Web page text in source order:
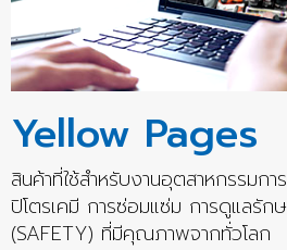
Yellow Pages
สินค้าที่ใช้สำหรับงานอุตสาหกรรมก
ปิโตรเคมี การซ่อมแซ่ม การดูแลรัก
(SAFETY) ที่มีคุณภาพจากทั่วโลก